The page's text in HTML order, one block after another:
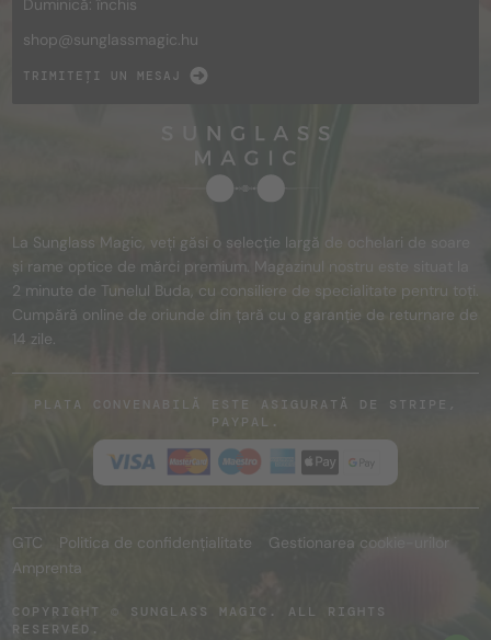
Duminică: închis
shop@sunglassmagic.hu
TRIMITEȚI UN MESAJ
La Sunglass Magic, veți găsi o selecție largă de ochelari de soare
și rame optice de mărci premium. Magazinul nostru este situat la
2 minute de Tunelul Buda, cu consiliere de specialitate pentru toți.
Cumpără online de oriunde din țară cu o garanție de returnare de
14 zile.
PLATA CONVENABILĂ ESTE ASIGURATĂ DE STRIPE,
PAYPAL.
GTC Politica de confidențialitate
Gestionarea cookie-urilor
Amprenta
COPYRIGHT © SUNGLASS MAGIC. ALL RIGHTS
RESERVED.